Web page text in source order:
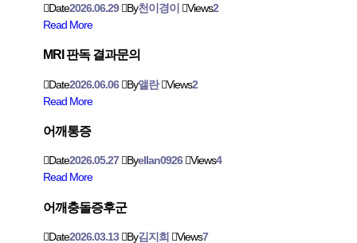
Date2026.06.29 By천이경이 Views2
Read More
MRI 판독 결과문의
Date2026.06.06 By앨란 Views2
Read More
어깨통증
Date2026.05.27 Byellan0926 Views4
Read More
어깨충돌증후군
Date2026.03.13 By김지희 Views7